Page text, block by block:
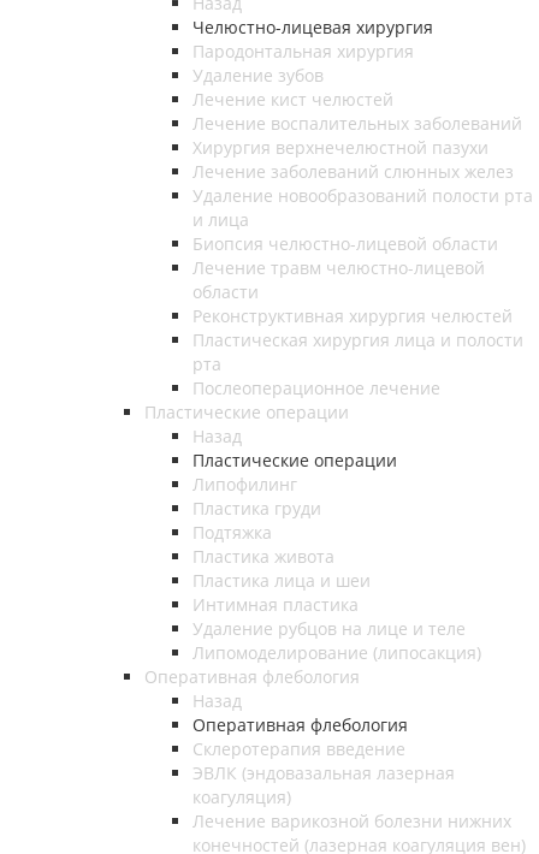
Челюстно-лицевая хирургия
Пародонтальная хирургия
Удаление зубов
Лечение кист челюстей
Лечение воспалительных заболеваний
Хирургия верхнечелюстной пазухи
Лечение заболеваний слюнных желез
Удаление новообразований полости рта
и лица
Биопсия челюстно-лицевой области
Лечение травм челюстно-лицевой
области
Реконструктивная хирургия челюстей
Пластическая хирургия лица и полости
рта
Послеоперационное лечение
Пластические операции
Назад
Пластические операции
Липофилинг
Пластика груди
Подтяжка
Пластика живота
Пластика лица и шеи
Интимная пластика
Удаление рубцов на лице и теле
Липомоделирование (липосакция)
Оперативная флебология
Назад
Оперативная флебология
Склеротерапия введение
ЭВЛК (эндовазальная лазерная
коагуляция)
Лечение варикозной болезни нижних
конечностей (лазерная коагуляция вен)